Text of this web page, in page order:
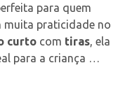
para quem
muita praticidade no
curto com tiras , ela
para a criança
com tiras?